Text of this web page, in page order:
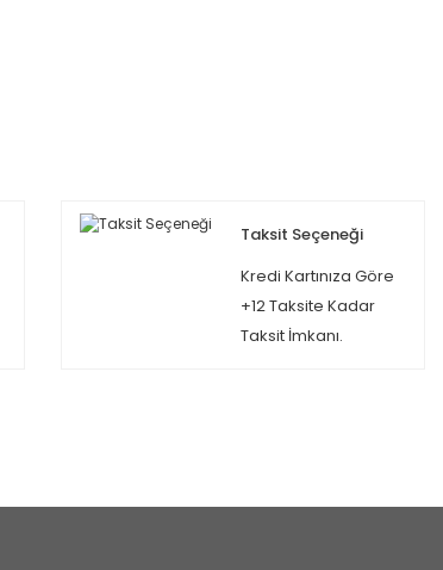
Taksit Seçeneği
Kredi Kartınıza Göre
+12 Taksite Kadar
Taksit İmkanı.